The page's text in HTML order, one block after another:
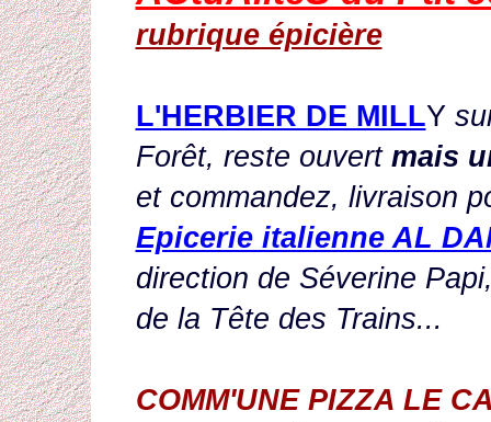
rubrique épicière
L'HERBIER DE MILLY
Forêt, reste ouvert mais
et commandez, livraison
Epicerie italienne AL
direction de Séverine
de la Tête des Trains...
COMM'UNE PIZZA LE